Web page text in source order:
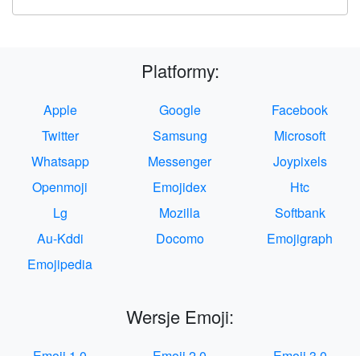
Platformy:
Apple Google
Facebook
Twitter
Samsung
Microsoft
Whatsapp
Messenger
Joypixels
Openmoji
Emojidex
Htc
Lg
Mozilla
Softbank
Au-Kddi
Docomo
Emojigraph
Emojipedia
Wersje Emoji: